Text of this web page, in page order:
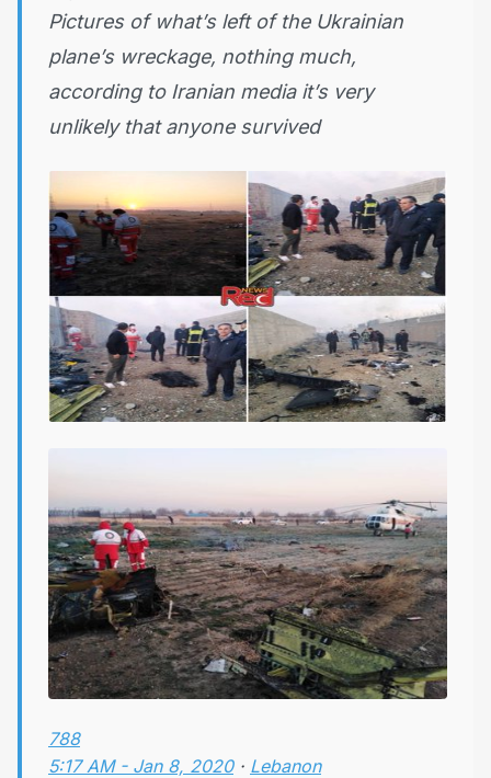
Pictures of what’s left of the Ukrainian
plane’s wreckage, nothing much,
according to Iranian media it’s very
unlikely that anyone survived
788
5:17 AM - Jan 8, 2020· Lebanon